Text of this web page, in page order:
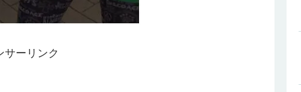
サーリンク